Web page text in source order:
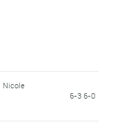
Nicole
6-3 6-0